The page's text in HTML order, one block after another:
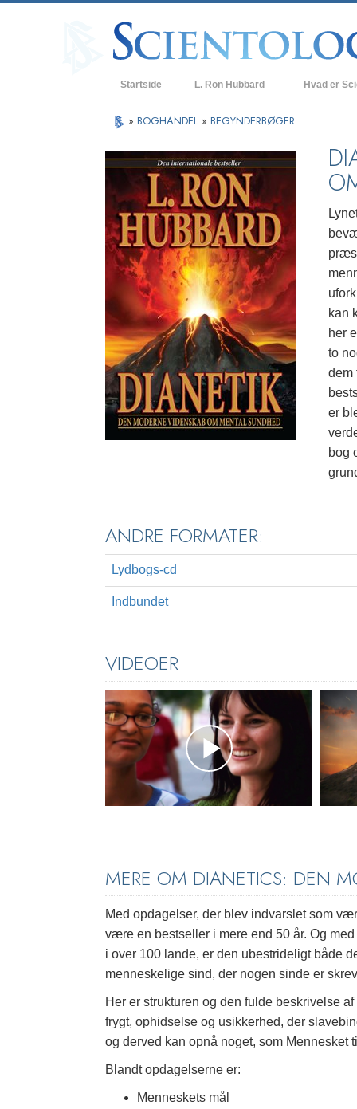
Startside L. Ron Hubbard Hvad er
Hvad
Mød en
Indenfor i en
De
i Scientology
En
Kærlighed og
Hvad er
» BOGHANDEL » BEGYNDERBØGER
kan
her
to
dem
er
bog
ANDRE FORMATER:
Lydbogs-cd
Indbundet
VIDEOER
MERE OM DIANETICS: DEN
Med opdagelser, der blev indvarslet som
være en bestseller i mere end 50 år. Og
i over 100 lande, er den ubestrideligt både
menneskelige sind, der nogen sinde er
Her er strukturen og den fulde beskrivelse
frygt, ophidselse og usikkerhed, der
og derved kan opnå noget, som Mennesket
Blandt opdagelserne er:
Menneskets mål